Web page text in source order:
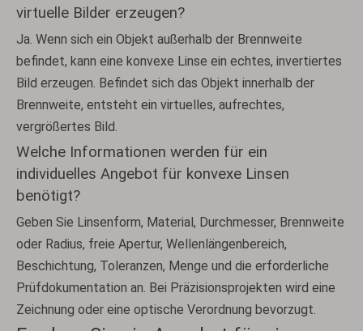
virtuelle Bilder erzeugen?
Ja. Wenn sich ein Objekt außerhalb der Brennweite
befindet, kann eine konvexe Linse ein echtes, invertiertes
Bild erzeugen. Befindet sich das Objekt innerhalb der
Brennweite, entsteht ein virtuelles, aufrechtes,
vergrößertes Bild.
Welche Informationen werden für ein
individuelles Angebot für konvexe Linsen
benötigt?
Geben Sie Linsenform, Material, Durchmesser, Brennweite
oder Radius, freie Apertur, Wellenlängenbereich,
Beschichtung, Toleranzen, Menge und die erforderliche
Prüfdokumentation an. Bei Präzisionsprojekten wird eine
Zeichnung oder eine optische Verordnung bevorzugt.